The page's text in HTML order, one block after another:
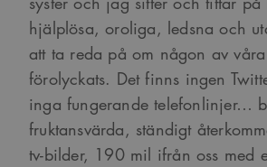
hjälplösa, oroliga, ledsna och
att ta reda på om någon av
förolyckats. Det finns ingen
inga fungerande telefonlinjer…
fruktansvärda, ständigt
tv-bilder, 190 mil ifrån oss med